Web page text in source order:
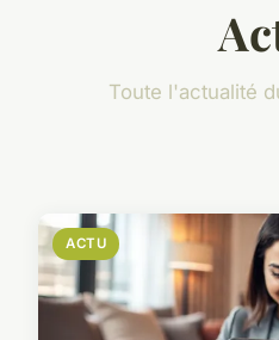
Toute l'actualité
ACTU